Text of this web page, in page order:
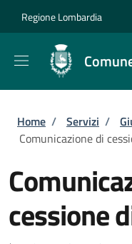
Regione Lombardia
Briciole di
Home / Servizi /
Comunicazione di
cessione